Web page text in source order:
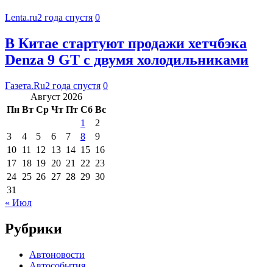
Lenta.ru2 года спустя 0
В Китае стартуют продажи хетчбэка
Denza 9 GT с двумя холодильниками
Газета.Ru2 года спустя 0
Август 2026
Пн Вт Ср Чт Пт Сб Вс
1
2
3
4 5 6 7 8
9
10 11 12 13 14 15 16
17 18 19 20 21 22 23
24 25 26 27 28 29 30
31
« Июл
Рубрики
Автоновости